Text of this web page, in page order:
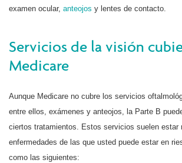
examen ocular, anteojos y lentes de contacto.
Servicios de la visión
Medicare
Aunque Medicare no cubre los servicios
entre ellos, exámenes y anteojos, la Parte B
ciertos tratamientos. Estos servicios suelen estar
enfermedades de las que usted puede estar en
como las siguientes: